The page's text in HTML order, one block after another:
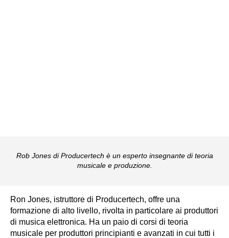
Rob Jones di Producertech è un esperto insegnante di teoria
musicale e produzione.
Ron Jones, istruttore di Producertech, offre una
formazione di alto livello, rivolta in particolare ai produttori
di musica elettronica. Ha un paio di corsi di teoria
musicale per produttori principianti e avanzati in cui tutti i